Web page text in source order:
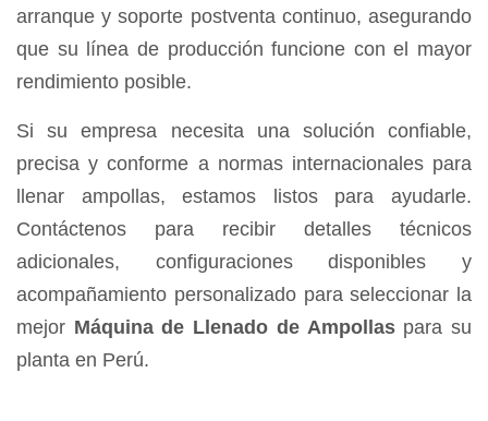
arranque y soporte postventa continuo, asegurando
que su línea de producción funcione con el mayor
rendimiento posible.
Si su empresa necesita una solución confiable,
precisa y conforme a normas internacionales para
llenar ampollas, estamos listos para ayudarle.
Contáctenos para recibir detalles técnicos
adicionales, configuraciones disponibles y
acompañamiento personalizado para seleccionar la
mejor Máquina de Llenado de Ampollaspara su
planta en Perú.